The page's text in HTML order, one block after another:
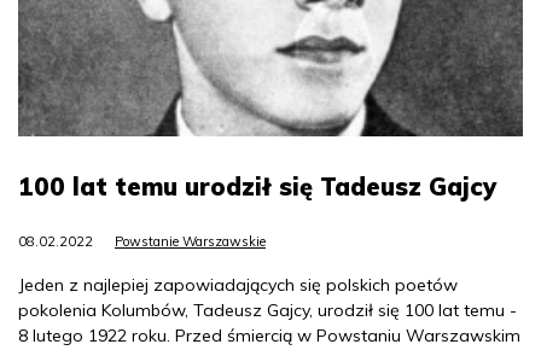
100 lat temu urodził się Tadeusz Gajcy
08.02.2022 Powstanie Warszawskie
Jeden z najlepiej zapowiadających się polskich poetów
pokolenia Kolumbów, Tadeusz Gajcy, urodził się 100 lat temu -
8 lutego 1922 roku. Przed śmiercią w Powstaniu Warszawskim